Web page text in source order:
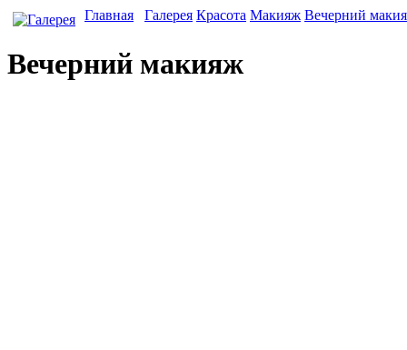
Главная Галерея Красота Макияж Вечерний
Вечерний макияж